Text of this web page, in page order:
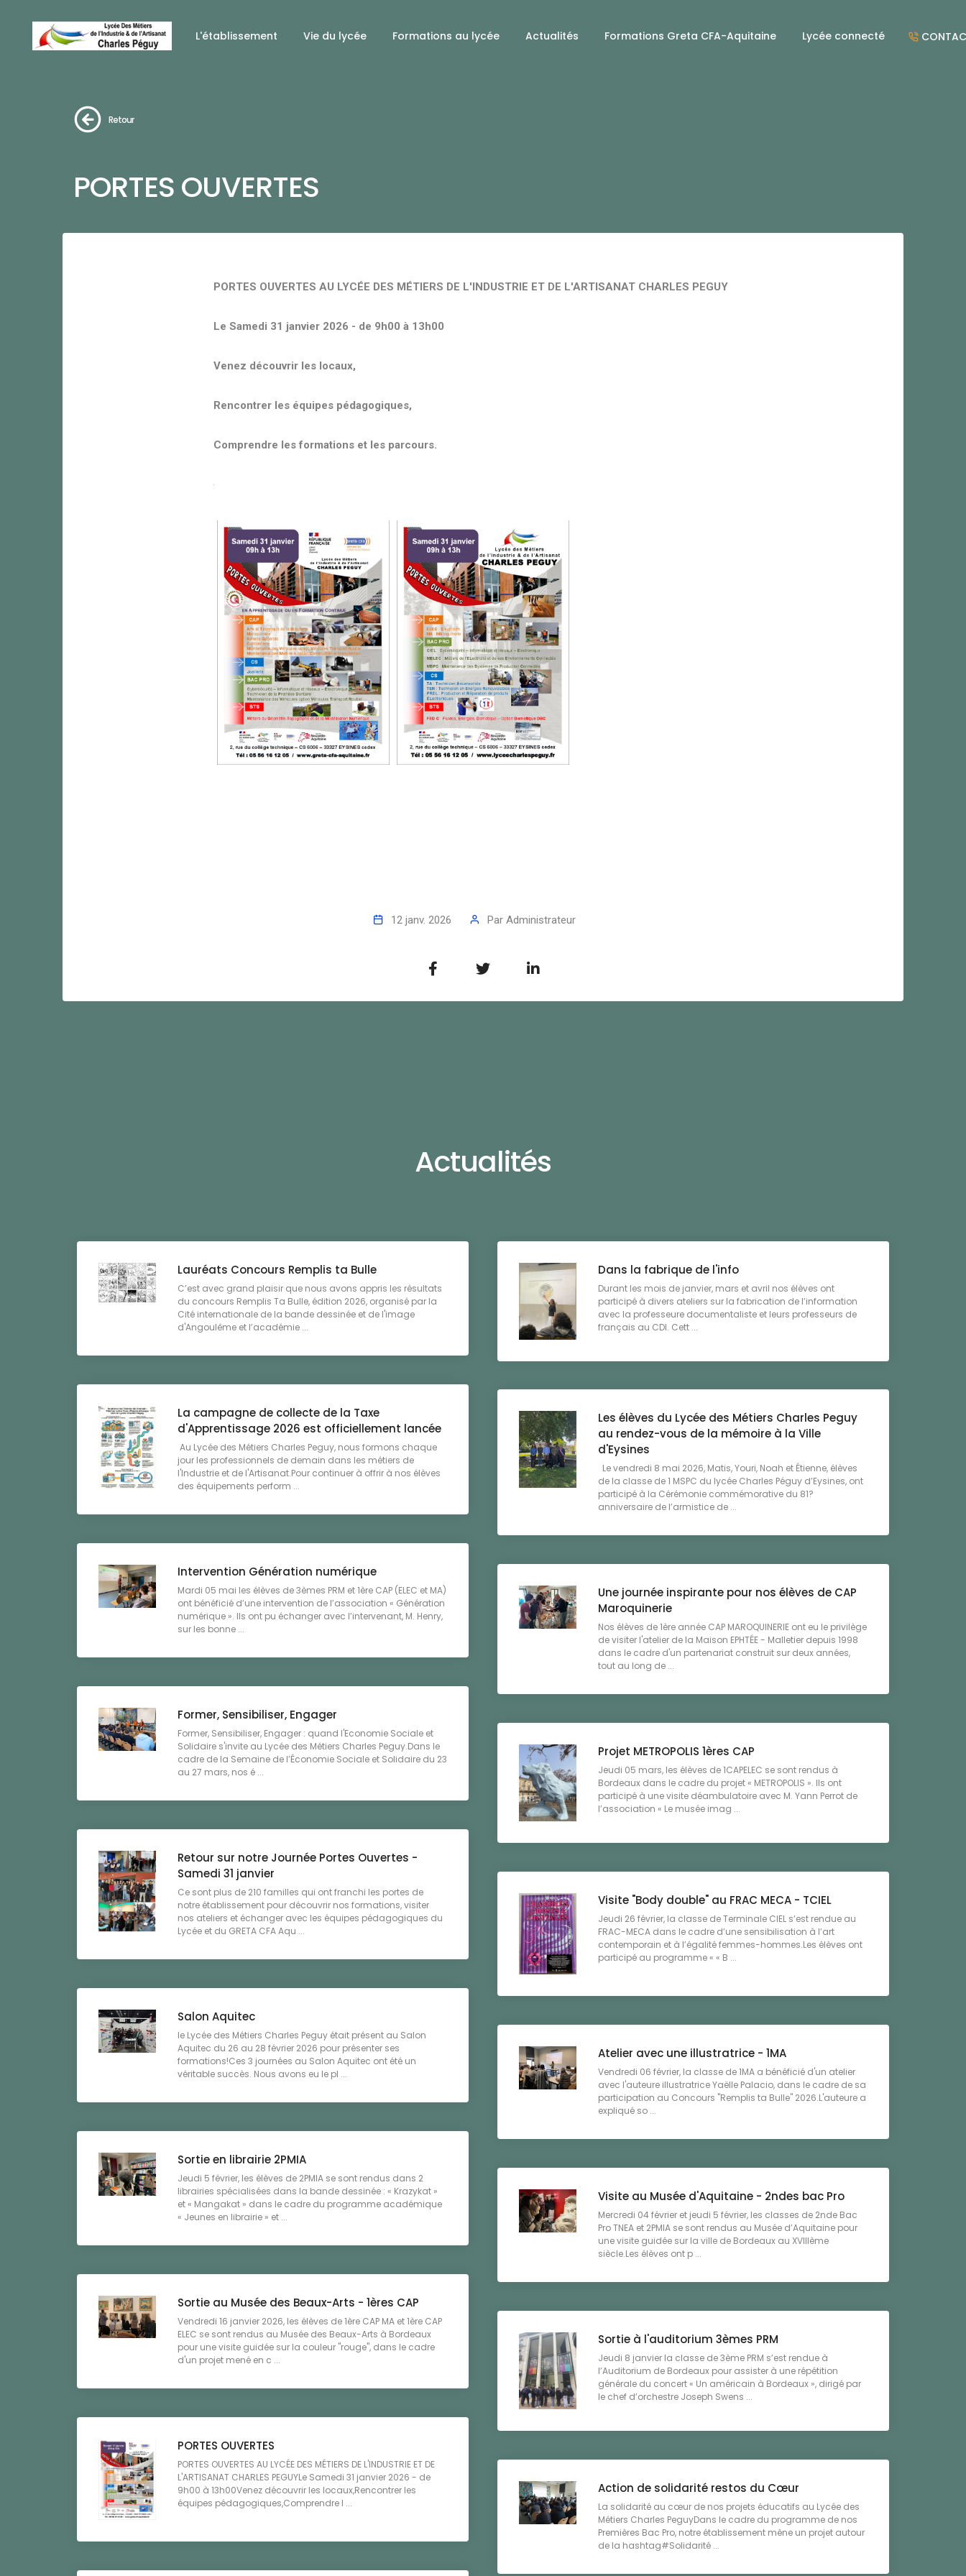
L'établissement Vie du lycée Formations au lycée Actualités Formations Greta CFA-Aquitaine Lycée connecté
Retour
PORTES OUVERTES
PORTES OUVERTES AU LYCÉE DES MÉTIERS DE L'INDUSTRIE ET DE L'ARTISANAT CHARLES PEGUY
Le Samedi 31 janvier 2026 - de 9h00 à 13h00
Venez découvrir les locaux,
Rencontrer les équipes pédagogiques,
Comprendre les formations et les parcours.
12 janv. 2026 Par Administrateur
Actualités
Lauréats Concours Remplis ta Bulle
C’est avec grand plaisir que nous avons appris les résultats
du concours Remplis Ta Bulle, édition 2026, organisé par la
Cité internationale de la bande dessinée et de l'image
d'Angoulême et l’académie ...
Dans la fabrique de l'info
Durant les mois de janvier, mars et avril nos élèves ont
participé à divers ateliers sur la fabrication de l’information
avec la professeure documentaliste et leurs professeurs de
français au CDI. Cett ...
La campagne de collecte de la Taxe
d'Apprentissage 2026 est officiellement lancée
Au Lycée des Métiers Charles Peguy, nous formons chaque
jour les professionnels de demain dans les métiers de
l'Industrie et de l'Artisanat.Pour continuer à offrir à nos élèves
des équipements perform ...
Les élèves du Lycée des Métiers Charles Peguy
au rendez-vous de la mémoire à la Ville
d'Eysines
Le vendredi 8 mai 2026, Matis, Youri, Noah et Étienne, élèves
de la classe de 1 MSPC du lycée Charles Péguy d’Eysines, ont
participé à la Cérémonie commémorative du 81?
anniversaire de l’armistice de ...
Intervention Génération numérique
Mardi 05 mai les élèves de 3èmes PRM et 1ère CAP (ELEC et MA)
ont bénéficié d’une intervention de l’association « Génération
numérique ». Ils ont pu échanger avec l’intervenant, M. Henry,
sur les bonne ...
Une journée inspirante pour nos élèves de CAP
Maroquinerie
Nos élèves de 1ère année CAP MAROQUINERIE ont eu le privilège
de visiter l'atelier de la Maison EPHTÉE - Malletier depuis 1998
dans le cadre d'un partenariat construit sur deux années,
tout au long de ...
Former, Sensibiliser, Engager
Former, Sensibiliser, Engager : quand l'Economie Sociale et
Solidaire s'invite au Lycée des Métiers Charles Peguy.Dans le
cadre de la Semaine de l’Économie Sociale et Solidaire du 23
au 27 mars, nos é ...
Projet METROPOLIS 1ères CAP
Jeudi 05 mars, les élèves de 1CAPELEC se sont rendus à
Bordeaux dans le cadre du projet « METROPOLIS ». Ils ont
participé à une visite déambulatoire avec M. Yann Perrot de
l’association « Le musée imag ...
Retour sur notre Journée Portes Ouvertes -
Samedi 31 janvier
Ce sont plus de 210 familles qui ont franchi les portes de
notre établissement pour découvrir nos formations, visiter
nos ateliers et échanger avec les équipes pédagogiques du
Lycée et du GRETA CFA Aqu ...
Visite "Body double" au FRAC MECA - TCIEL
Jeudi 26 février, la classe de Terminale CIEL s’est rendue au
FRAC-MECA dans le cadre d’une sensibilisation à l’art
contemporain et à l’égalité femmes-hommes.Les élèves ont
participé au programme « « B ...
Salon Aquitec
le Lycée des Métiers Charles Peguy était présent au Salon
Aquitec du 26 au 28 février 2026 pour présenter ses
formations!Ces 3 journées au Salon Aquitec ont été un
véritable succès. Nous avons eu le pl ...
Atelier avec une illustratrice - 1MA
Vendredi 06 février, la classe de 1MA a bénéficié d'un atelier
avec l'auteure illustratrice Yaëlle Palacio, dans le cadre de sa
participation au Concours "Remplis ta Bulle" 2026.L'auteure a
expliqué so ...
Sortie en librairie 2PMIA
Jeudi 5 février, les élèves de 2PMIA se sont rendus dans 2
librairies spécialisées dans la bande dessinée : « Krazykat »
et « Mangakat » dans le cadre du programme académique
« Jeunes en librairie » et ...
Visite au Musée d'Aquitaine - 2ndes bac Pro
Mercredi 04 février et jeudi 5 février, les classes de 2nde Bac
Pro TNEA et 2PMIA se sont rendus au Musée d’Aquitaine pour
une visite guidée sur la ville de Bordeaux au XVIIIème
siècle.Les élèves ont p ...
Sortie au Musée des Beaux-Arts - 1ères CAP
Vendredi 16 janvier 2026, les élèves de 1ère CAP MA et 1ère CAP
ELEC se sont rendus au Musée des Beaux-Arts à Bordeaux
pour une visite guidée sur la couleur "rouge", dans le cadre
d'un projet mené en c ...
Sortie à l'auditorium 3èmes PRM
Jeudi 8 janvier la classe de 3ème PRM s’est rendue à
l’Auditorium de Bordeaux pour assister à une répétition
générale du concert « Un américain à Bordeaux », dirigé par
le chef d’orchestre Joseph Swens ...
PORTES OUVERTES
PORTES OUVERTES AU LYCÉE DES MÉTIERS DE L'INDUSTRIE ET DE
L'ARTISANAT CHARLES PEGUYLe Samedi 31 janvier 2026 - de
9h00 à 13h00Venez découvrir les locaux,Rencontrer les
équipes pédagogiques,Comprendre l ...
Action de solidarité restos du Cœur
La solidarité au cœur de nos projets éducatifs au Lycée des
Métiers Charles PeguyDans le cadre du programme de nos
Premières Bac Pro, notre établissement mène un projet autour
de la hashtag#Solidarité ...